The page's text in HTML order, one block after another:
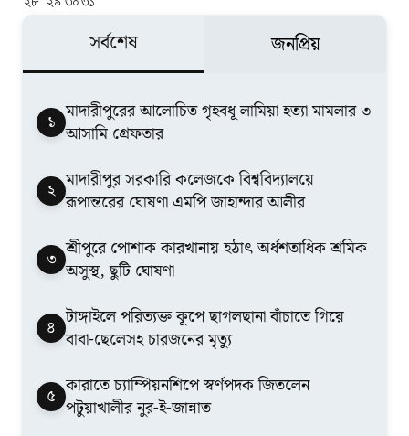
সর্বশেষ জনপ্রিয়
১ মাদারীপুরের আলোচিত গৃহবধূ লামিয়া হত্যা মামলার ৩
আসামি গ্রেফতার
২ মাদারীপুর সরকারি কলেজকে বিশ্ববিদ্যালয়ে
রূপান্তরের ঘোষণা এমপি জাহান্দার আলীর
৩ শ্রীপুরে পোশাক কারখানায় হঠাৎ অর্ধশতাধিক শ্রমিক
অসুস্থ, ছুটি ঘোষণা
৪ টাঙ্গাইলে পরিত্যক্ত কূপে ছাগলছানা বাঁচাতে গিয়ে
বাবা-ছেলেসহ চারজনের মৃত্যু
৫ কারাতে চ্যাম্পিয়নশিপে স্বর্ণপদক জিতলেন
পটুয়াখালীর নুর-ই-জান্নাত